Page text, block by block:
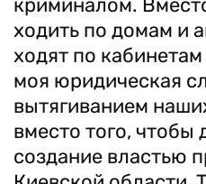
криминалом.
ходить по домам и
ходят по
моя юридическая
вытягиванием
вместо того, чтобы
создание властью